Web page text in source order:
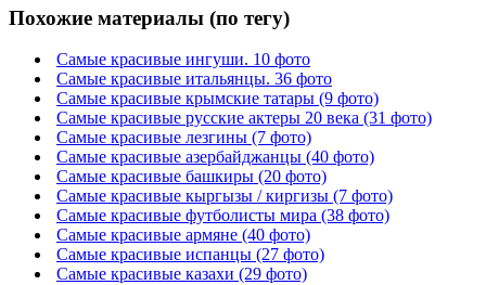
Похожие материалы (по тегу)
Самые красивые ингуши. 10 фото
Самые красивые итальянцы. 36 фото
Самые красивые крымские татары (9 фото)
Самые красивые русские актеры 20 века (31 фото)
Самые красивые лезгины (7 фото)
Самые красивые азербайджанцы (40 фото)
Самые красивые башкиры (20 фото)
Самые красивые кыргызы / киргизы (7 фото)
Самые красивые футболисты мира (38 фото)
Самые красивые армяне (40 фото)
Самые красивые испанцы (27 фото)
Самые красивые казахи (29 фото)